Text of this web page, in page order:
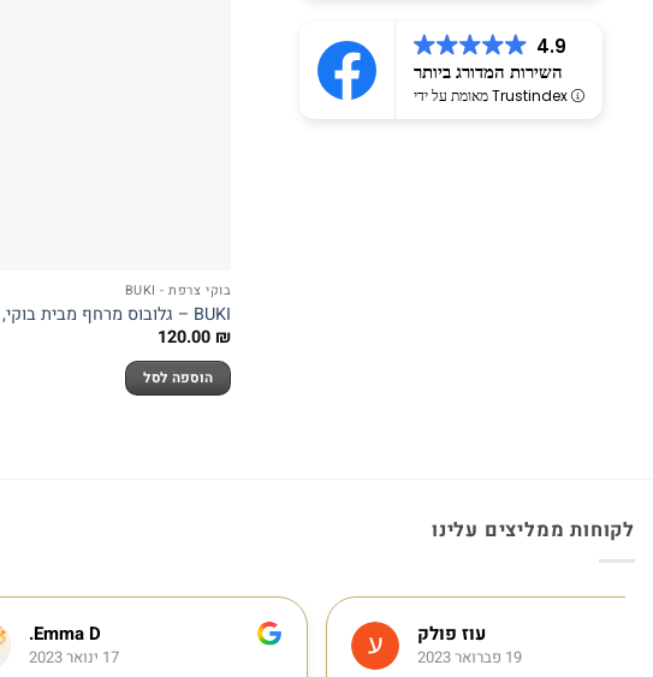
4.9
השירות המדורג ביותר
מאומת על ידי Trustindex
בוקי צרפת - BUKI
BUKI – גלובוס מרחף מבית בוקי, צרפת
120.00 ₪
הוספה לסל
לקוחות ממליצים עלינו
13 ינואר 2023
Emma D.
17 ינואר 2023